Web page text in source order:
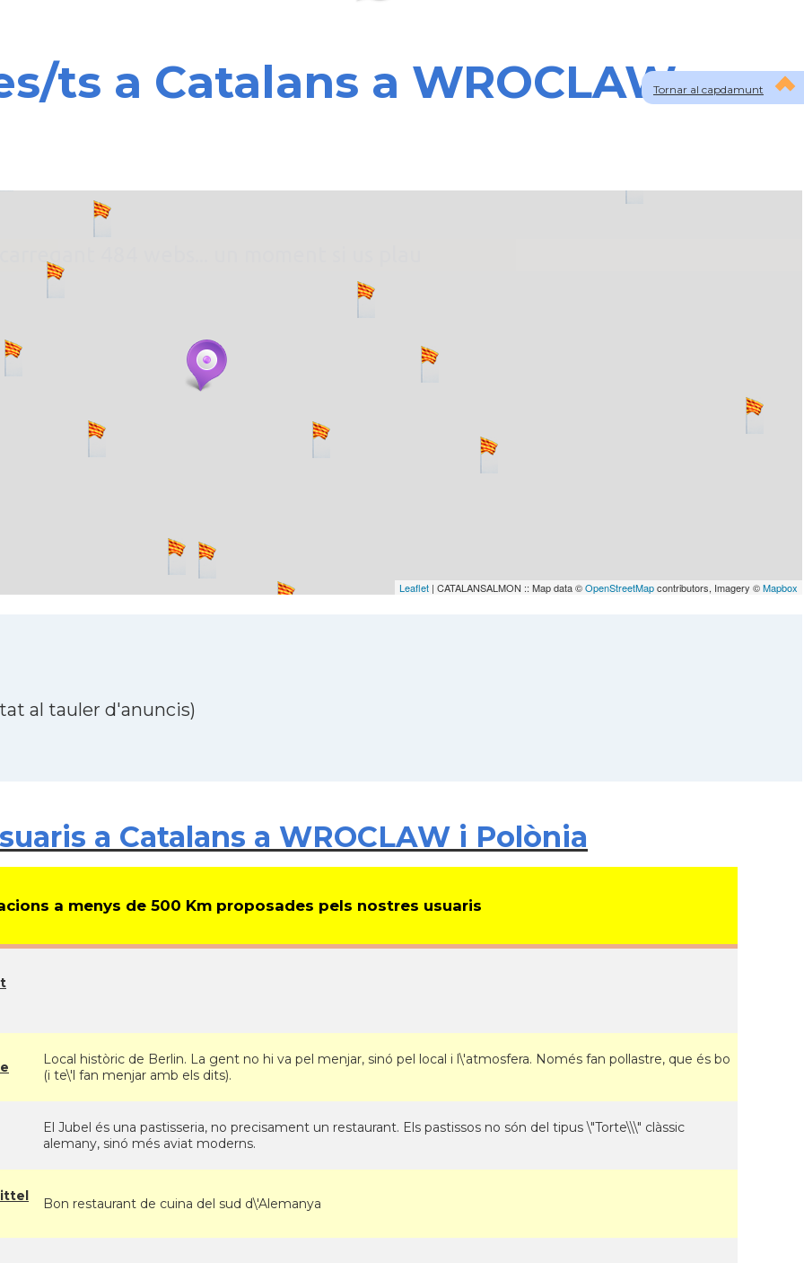
Tornar al capdamunt
ts a Catalans a WROCLAW
Leaflet | CATALANSALMON :: Map data ©OpenStreetMapcontributors, Imagery ©Mapbox
al tauler d'anuncis)
a Catalans a WROCLAW i Polònia
a menys de 500 Km proposades pels nostres usuaris
Local històric de Berlin. La gent no hi va pel menjar, sinó pel local i l\'atmosfera. Només fan pollastre, que és bo
(i te\'l fan menjar amb els dits).
El Jubel és una pastisseria, no precisament un restaurant. Els pastissos no són del tipus \"Torte\\\" clàssic
alemany, sinó més aviat moderns.
Bon restaurant de cuina del sud d\'Alemanya